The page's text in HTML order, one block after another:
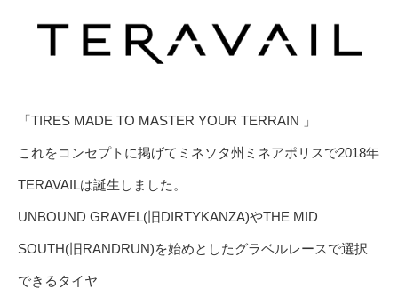
「TIRES MADE TO MASTER YOUR TERRAIN 」
これをコンセプトに掲げてミネソタ州ミネアポリスで2018年
TERAVAILは誕生しました。
UNBOUND GRAVEL(旧DIRTYKANZA)やTHE MID
SOUTH(旧RANDRUN)を始めとしたグラベルレースで選択
できるタイヤ